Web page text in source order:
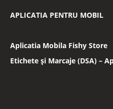
APLICATIA PENTRU MOBIL
Aplicatia Mobila Fishy Store
Etichete și Marcaje (DSA) –